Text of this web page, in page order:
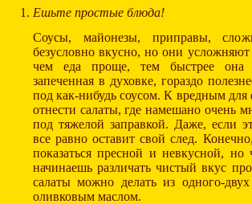
Ешьте простые блюда!
Соусы, майонезы, приправы,
безусловно вкусно, но они
чем еда проще, тем быстрее она
запеченная в духовке, гораздо
под как-нибудь соусом. К вредным
отнести салаты, где намешано очень
под тяжелой заправкой. Даже, если
все равно оставит свой след.
показаться пресной и невкусной, но
начинаешь различать чистый вкус
салаты можно делать из одного-
оливковым маслом.